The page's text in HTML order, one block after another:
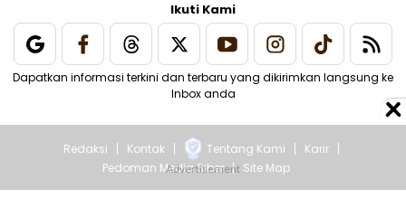
Ikuti Kami
Dapatkan informasi terkini dan terbaru yang dikirimkan langsung ke
Inbox anda
Redaksi Kontak Tentang Kami
Karir
Pedoman Media Siber
Site Map